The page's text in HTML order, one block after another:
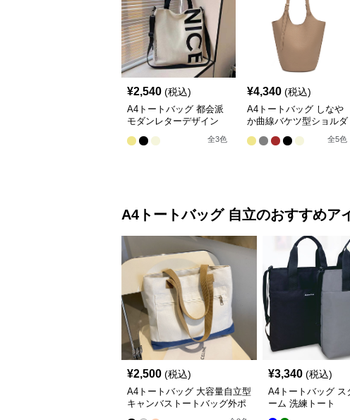
¥2,540 (税込)
A4トートバッグ 都会派
モダンレターデザイン
全3色
¥4,340 (税込)
A4トートバッグ しなや
か曲線バケツ型ショルダ
全5色
A4トートバッグ 自立のおすすめア
¥2,500 (税込)
A4トートバッグ 大容量自立型
キャンバストートバッグ外ポ
¥3,340 (税込)
A4トートバッグ ス
ーム 洗練トート